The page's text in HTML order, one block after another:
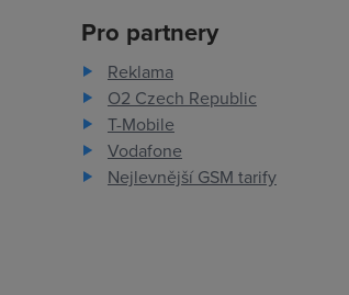
Pro partnery
Reklama
O2 Czech Republic
T-Mobile
Vodafone
Nejlevnější GSM tarify